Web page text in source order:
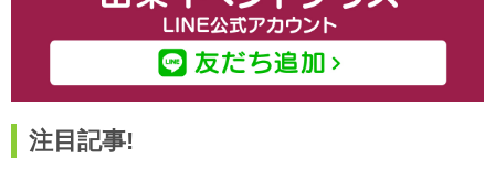
注目記事!